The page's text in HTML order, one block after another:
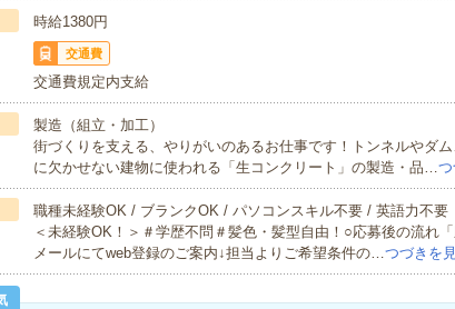
時給1380円
交通費
交通費規定内支給
製造（組立・加工）
街づくりを支える、やりがいのあるお仕事です！トンネルやダ
に欠かせない建物に使われる「生コンクリート」の製造・品…
職種未経験OK / ブランクOK / パソコンスキル不要 / 英語力不要
＜未経験OK！＞＃学歴不問＃髪色・髪型自由！○応募後の流れ
メールにてweb登録のご案内↓担当よりご希望条件の… つづきを